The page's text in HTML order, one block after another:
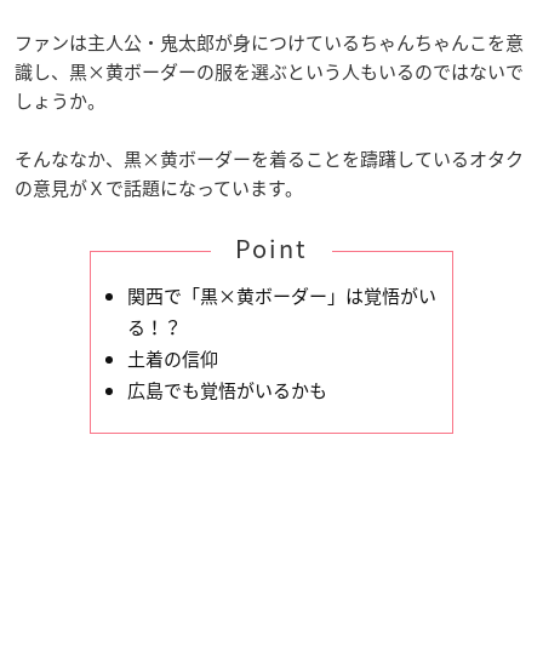
ファンは主人公・鬼太郎が身につけているちゃんちゃんこを意
識し、黒×黄ボーダーの服を選ぶという人もいるのではないで
しょうか。
そんななか、黒×黄ボーダーを着ることを躊躇しているオタク
の意見がＸで話題になっています。
Point
関西で「黒×黄ボーダー」は覚悟がい
る！？
土着の信仰
広島でも覚悟がいるかも